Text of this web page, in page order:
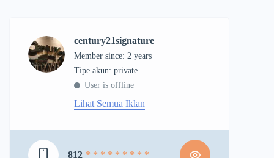
century21signature
Member since: 2 years
tipe akun: private
User is offline
Lihat Semua Iklan
812 * * * * * * * * *